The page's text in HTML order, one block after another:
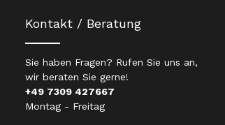
Kontakt / Beratung
Sie haben Fragen? Rufen Sie uns an,
wir beraten Sie gerne!
+49 7309 427667
Montag - Freitag